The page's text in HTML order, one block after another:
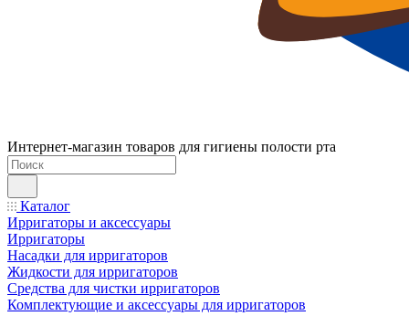
Интернет-магазин товаров для гигиены полости рта
Каталог
Ирригаторы и аксессуары
Ирригаторы
Насадки для ирригаторов
Жидкости для ирригаторов
Средства для чистки ирригаторов
Комплектующие и аксессуары для ирригаторов